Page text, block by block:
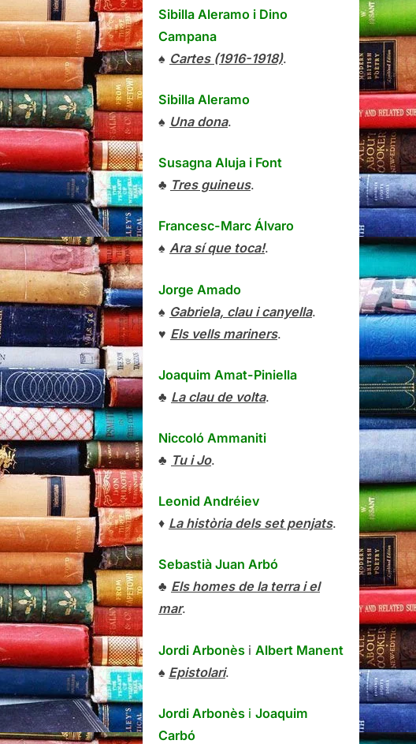
Sibilla Aleramo i Dino
Campana
♠ Cartes (1916-1918).
Sibilla Aleramo
♠ Una dona.
Susagna Aluja i Font
♣ Tres guineus.
Francesc-Marc Álvaro
♠ Ara sí que toca!.
Jorge Amado
♠ Gabriela, clau i canyella.
♥ Els vells mariners.
Joaquim Amat-Piniella
♣ La clau de volta.
Niccoló Ammaniti
♣ Tu i Jo.
Leonid Andréiev
♦ La història dels set penjats.
Sebastià Juan Arbó
♣ Els homes de la terra i el
mar.
Jordi Arbonès i Albert Manent
♠ Epistolari.
Jordi Arbonès i Joaquim
Carbó